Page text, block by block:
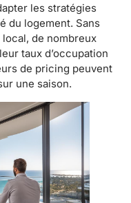
les stratégies
du logement. Sans
de nombreux
taux d’occupation
de pricing peuvent
une saison.